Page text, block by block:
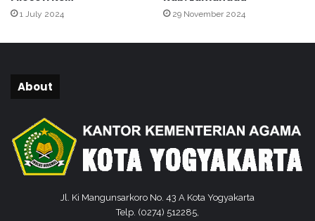
1 July 2024 29 November 2024
About
Jl. Ki Mangunsarkoro No. 43 A Kota Yogyakarta
Telp. (0274) 512285,